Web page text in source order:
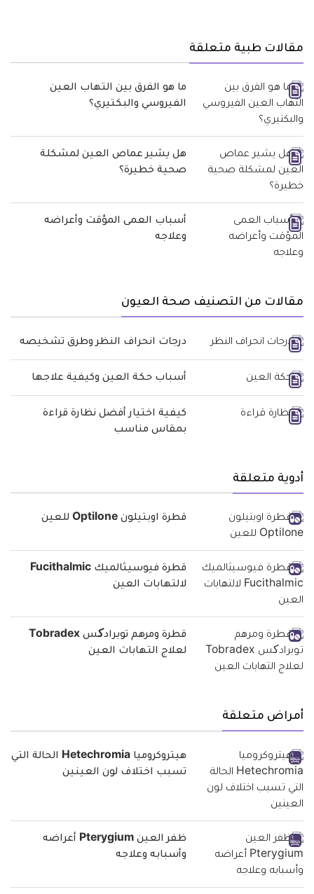
مقالات طبية متعلقة
ما هو الفرق بين التهاب العين
الفيروسي والبكتيري؟
هل يشير عماص العين لمشكلة
صحية خطيرة؟
أسباب العمى المؤقت وأعراضه
وعلاجه
مقالات من التصنيف صحة العيون
درجات انحراف النظر وطرق تشخيصه
أسباب حكة العين وكيفية علاجها
كيفية اختيار أفضل نظارة قراءة
بمقاس مناسب
أدوية متعلقة
قطرة اوبتيلون Optilone للعين
قطرة فيوسيثالميك Fucithalmic
لالتهابات العين
قطرة ومرهم توبرادکس Tobradex
لعلاج التهابات العين
أمراض متعلقة
هيتروكروميا Hetechromia الحالة التي
تسبب اختلاف لون العينين
ظفر العين Pterygium أعراضه
وأسبابه وعلاجه